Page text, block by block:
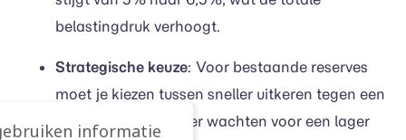
belastingdruk verhoogt.
Strategische keuze: Voor bestaande reserves
moet je kiezen tussen sneller uitkeren tegen een
hoger tarief of langer wachten voor een lager
informatie